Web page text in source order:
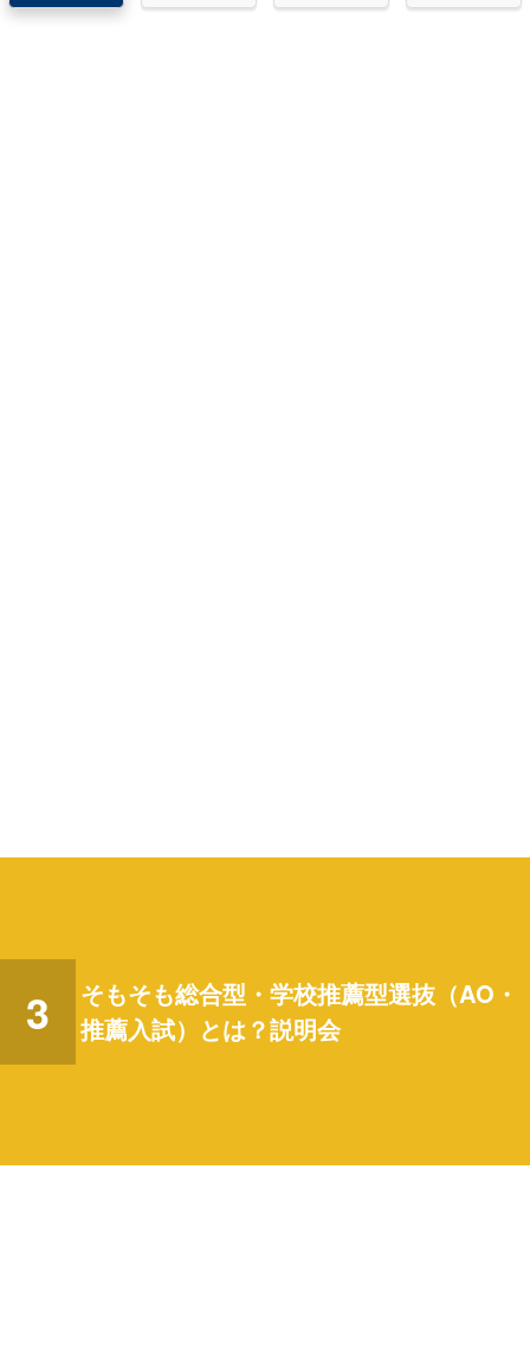
3 そもそも総合型・学校推薦型選抜 （AO・
推薦入試） とは？説明会